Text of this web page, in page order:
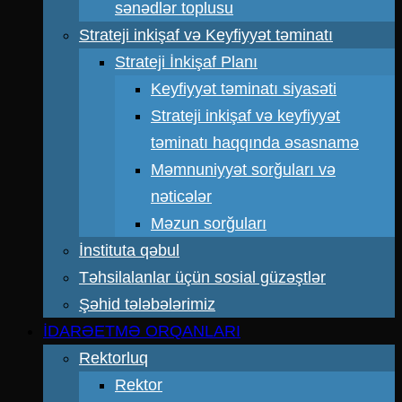
sənədlər toplusu
Strateji inkişaf və Keyfiyyət təminatı
Strateji İnkişaf Planı
Keyfiyyət təminatı siyasəti
Strateji inkişaf və keyfiyyət
təminatı haqqında əsasnamə
Məmnuniyyət sorğuları və
nəticələr
Məzun sorğuları
İnstituta qəbul
Təhsilalanlar üçün sosial güzəştlər
Şəhid tələbələrimiz
İDARƏETMƏ ORQANLARI
Rektorluq
Rektor